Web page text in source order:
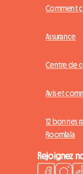
Comment
Assurance
Centre de
Avis et
12 bonnes
Roomlala
Rejoignez